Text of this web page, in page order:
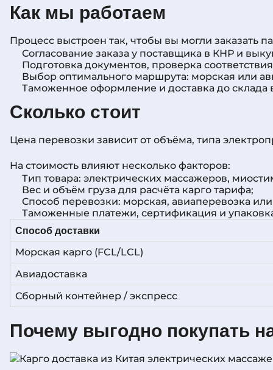
Как мы работаем
Процесс выстроен так, чтобы вы могли заказать
Согласование заказа у поставщика в КНР и
Подготовка документов, проверка
Выбор оптимального маршрута: морская или
Таможенное оформление и доставка до склада
Сколько стоит
Цена перевозки зависит от объёма, типа
На стоимость влияют несколько факторов:
Тип товара: электрических массажеров,
Вес и объём груза для расчёта карго тарифа;
Способ перевозки: морская, авиаперевозка
Таможенные платежи, сертификация и
Способ доставки
Морская карго (FCL/LCL)
Авиадоставка
Сборный контейнер / экспресс
Почему выгодно покупать